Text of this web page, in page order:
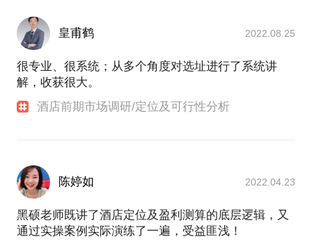
皇甫鹤 2022.08.25
很专业、很系统；从多个角度对选址进行了系统讲
解，收获很大。
酒店前期市场调研/定位及可行性分析
陈婷如 2022.04.23
黑硕老师既讲了酒店定位及盈利测算的底层逻辑，又
通过实操案例实际演练了一遍，受益匪浅！